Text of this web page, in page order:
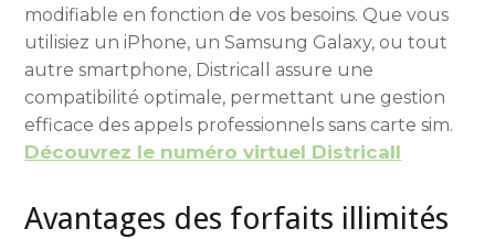
modifiable en fonction de vos besoins. Que vous
utilisiez un iPhone, un Samsung Galaxy, ou tout
autre smartphone, Districall assure une
compatibilité optimale, permettant une gestion
efficace des appels professionnels sans carte sim.
Découvrez le numéro virtuel Districall
Avantages des forfaits illimités